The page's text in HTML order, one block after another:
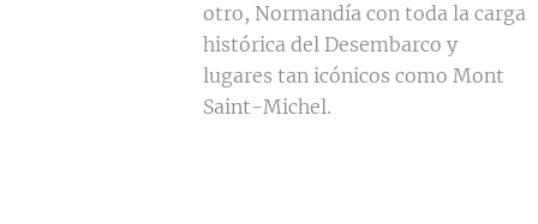
otro, Normandía con toda la carga
histórica del Desembarco y
lugares tan icónicos como Mont
Saint-Michel.